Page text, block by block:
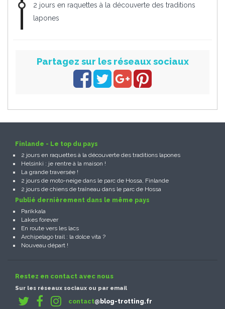
2 jours en raquettes à la découverte des traditions
lapones
Partagez sur les réseaux sociaux
Finlande - Le top du pays
2 jours en raquettes à la découverte des traditions lapones
Helsinki : je rentre à la maison !
La grande traversée !
2 jours de moto-neige dans le parc de Hossa, Finlande
2 jours de chiens de traîneau dans le parc de Hossa
Publié dernièrement dans le même pays
Parikkala
Lakes forever
En route vers les lacs
Archipelago trail : la dolce vita ?
Nouveau départ !
Restez en contact avec nous
Sur les réseaux sociaux ou par email
contact@blog-trotting.fr